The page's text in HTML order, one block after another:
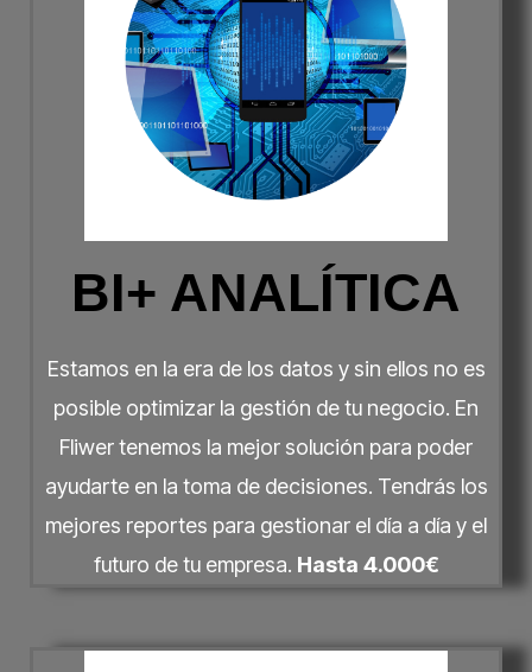
BI+ ANALÍTICA
Estamos en la era de los datos y sin ellos no es
posible optimizar la gestión de tu negocio. En
Fliwer tenemos la mejor solución para poder
ayudarte en la toma de decisiones. Tendrás los
mejores reportes para gestionar el día a día y el
futuro de tu empresa. Hasta 4.000€